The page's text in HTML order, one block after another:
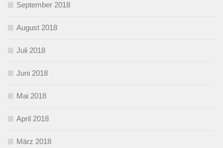
September 2018
August 2018
Juli 2018
Juni 2018
Mai 2018
April 2018
März 2018